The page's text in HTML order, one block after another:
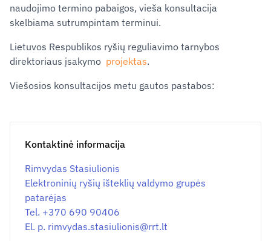
naudojimo termino pabaigos, vieša konsultacija
skelbiama sutrumpintam terminui.
Lietuvos Respublikos ryšių reguliavimo tarnybos
direktoriaus įsakymo projektas.
Viešosios konsultacijos metu gautos pastabos:
Kontaktinė informacija
Rimvydas Stasiulionis
Elektroninių ryšių išteklių valdymo grupės
patarėjas
Tel. +370 690 90406
El. p. rimvydas.stasiulionis@rrt.lt